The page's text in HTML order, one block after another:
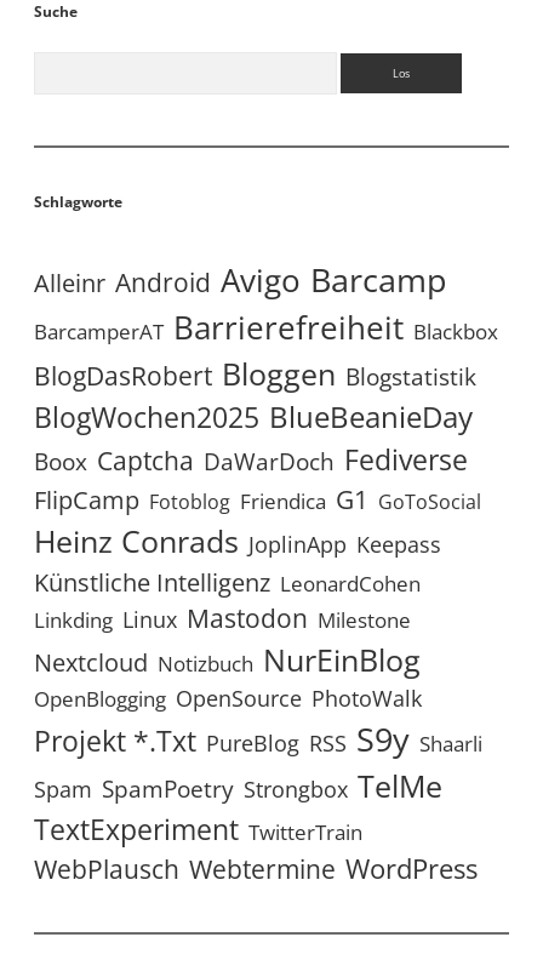
Suche
Schlagworte
Alleinr Android Avigo Barcamp
BarcamperAT Barrierefreiheit Blackbox
BlogDasRobert Bloggen Blogstatistik
BlogWochen2025 BlueBeanieDay
Boox Captcha DaWarDoch Fediverse
FlipCamp Fotoblog Friendica G1 GoToSocial
Heinz Conrads JoplinApp Keepass
Künstliche Intelligenz LeonardCohen
Linkding Linux Mastodon Milestone
Nextcloud Notizbuch NurEinBlog
OpenBlogging OpenSource PhotoWalk
Projekt *.txt PureBlog RSS S9y Shaarli
Spam SpamPoetry Strongbox TelMe
TextExperiment TwitterTrain
WebPlausch Webtermine WordPress